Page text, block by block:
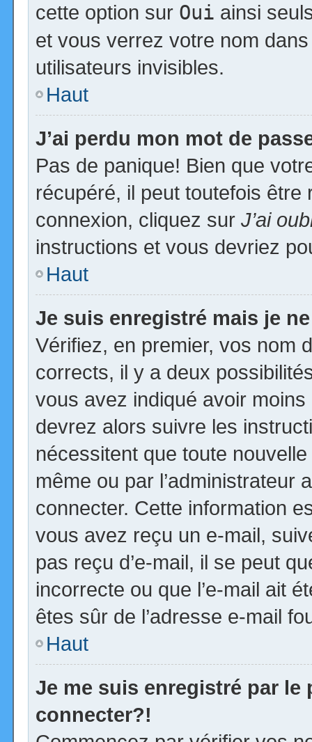
cette option sur Oui ainsi
et vous verrez votre nom
utilisateurs invisibles.
Haut
J’ai perdu mon mot de
Pas de panique! Bien que
récupéré, il peut toutefois
connexion, cliquez sur J’ai
instructions et vous devriez
Haut
Je suis enregistré mais je
Vérifiez, en premier, vos nom
corrects, il y a deux
vous avez indiqué avoir
devrez alors suivre les
nécessitent que toute
même ou par l’administrateur
connecter. Cette information
vous avez reçu un e-mail,
pas reçu d’e-mail, il se peut
incorrecte ou que l’e-mail ait
êtes sûr de l’adresse e-mail
Haut
Je me suis enregistré par le
connecter?!